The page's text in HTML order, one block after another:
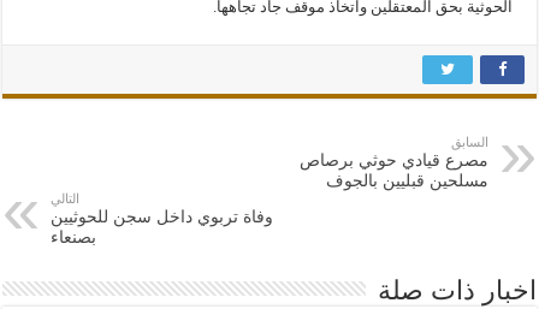
الحوثية بحق المعتقلين واتخاذ موقف جاد تجاهها.
السابق
مصرع قيادي حوثي برصاص
مسلحين قبليين بالجوف
التالي
وفاة تربوي داخل سجن للحوثيين
بصنعاء
اخبار ذات صلة